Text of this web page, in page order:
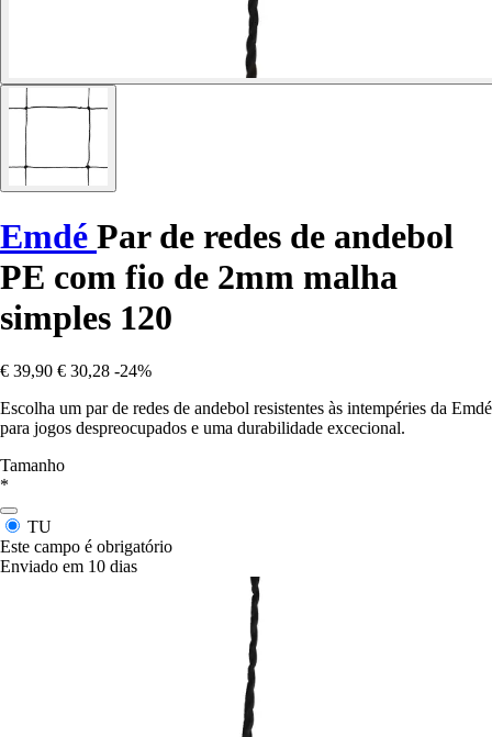
Emdé Par de redes de andebol
PE com fio de 2mm malha
simples 120
€ 39,90 € 30,28 -24%
Escolha um par de redes de andebol resistentes às intempéries da Emdé
para jogos despreocupados e uma durabilidade excecional.
Tamanho
*
TU
Este campo é obrigatório
Enviado em 10 dias